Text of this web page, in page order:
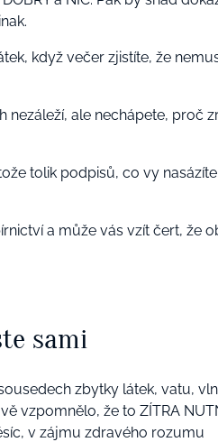
když večer zjistíte, že
nezáleží, ale nechápete, proč
tolik podpisů, co vy
a může vás vzít čert, že
sami
zbytky látek, vatu,
vzpomnělo, že to ZÍTRA
v zájmu zdravého rozumu